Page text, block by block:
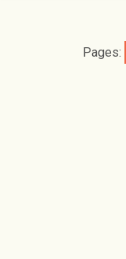
Pages: